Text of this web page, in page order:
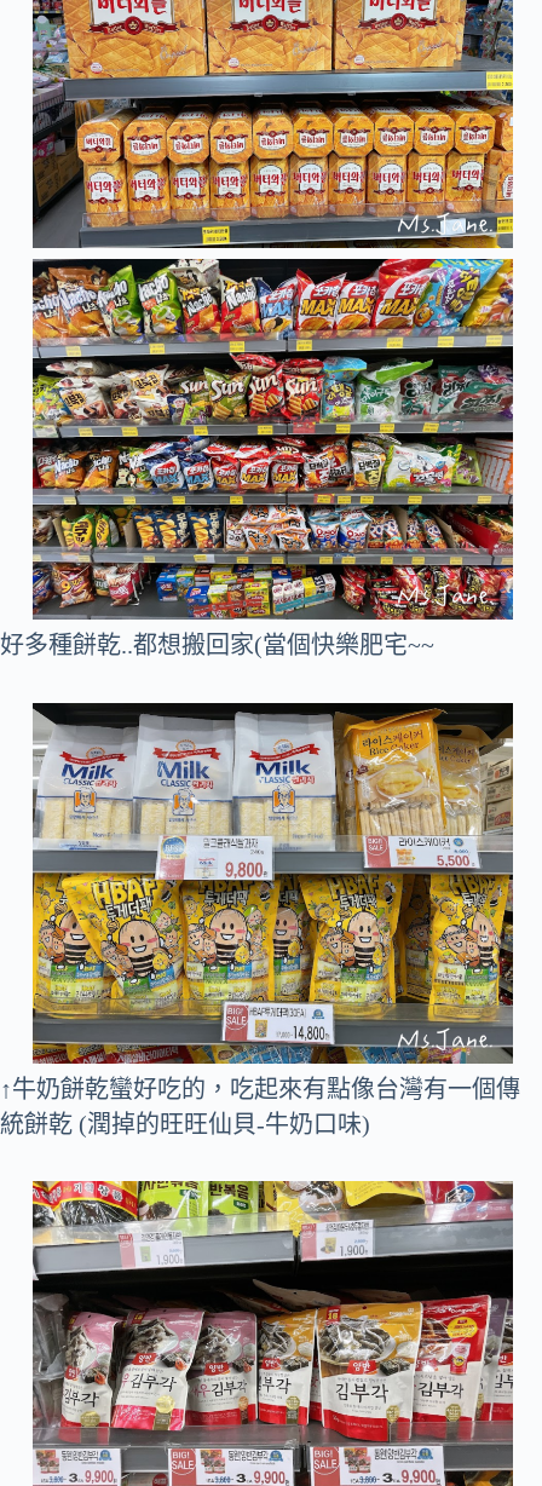
好多種餅乾..都想搬回家(當個快樂肥宅~~
↑牛奶餅乾蠻好吃的，吃起來有點像台灣有一個傳
統餅乾 (潤掉的旺旺仙貝-牛奶口味)